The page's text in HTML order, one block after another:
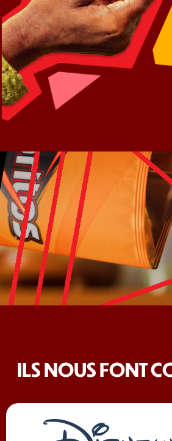
ILS NOUS FONT